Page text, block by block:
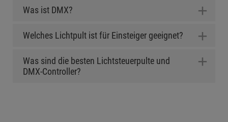
Was ist DMX? +
Welches Lichtpult ist für Einsteiger geeignet? +
Was sind die besten Lichtsteuerpulte und
DMX-Controller?
+